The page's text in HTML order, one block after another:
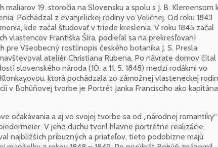
19. storočia na Slovensku a spolu s J. B. Klemensom
Pochádzal z evanjelickej rodiny vo Veličnej. Od roku 1843
kde začal študovať v triede kreslenia. V roku 1845 začal
vlastencov Františka Šíra, podieľal sa na prekresľovaní
Všeobecný rostlinopis českého botanika J. S. Presla.
ateliér Christiana Rubena. Po návrate domov čítal
slovenského národa (10. a 11. 5. 1848) medzi rodákmi vo
ktorá pochádzala zo zámožnej vlasteneckej
v Bohúňovej tvorbe je Portrét Janka Francisciho ako kapitána
očakávania a aj vo svojej tvorbe sa od „národnej romantiky“
V jeho duchu tvoril hlavne portrétne realizácie,
najbližších príbuzných a priateľov, tieto podobizne majú